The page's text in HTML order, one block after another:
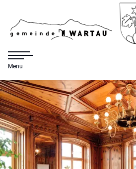
zur Startseite
Direkt zur Hauptnavigation
Direkt zum Inhalt
Direkt zur Suche
Direkt zum Stichwortverzeichnis
Menu